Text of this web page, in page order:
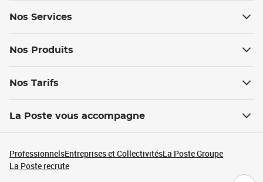
Nos Services
Nos Produits
Nos Tarifs
La Poste vous accompagne
ProfessionnelsEntreprises et CollectivitésLa Poste Groupe
La Poste recrute